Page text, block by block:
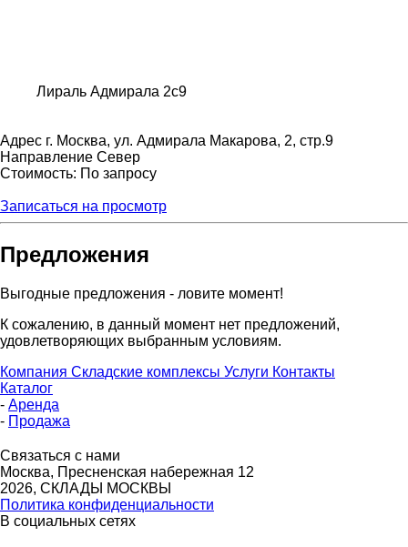
Лираль Адмирала 2с9
Адрес г. Москва, ул. Адмирала Макарова, 2, стр.9
Направление Север
Стоимость: По запросу
Записаться на просмотр
Предложения
Выгодные предложения - ловите момент!
К сожалению, в данный момент нет предложений,
удовлетворяющих выбранным условиям.
Компания Складские комплексы Услуги Контакты
Каталог
- Аренда
- Продажа
Связаться с нами
Москва, Пресненская набережная 12
2026, СКЛАДЫ МОСКВЫ
Политика конфиденциальности
В социальных сетях